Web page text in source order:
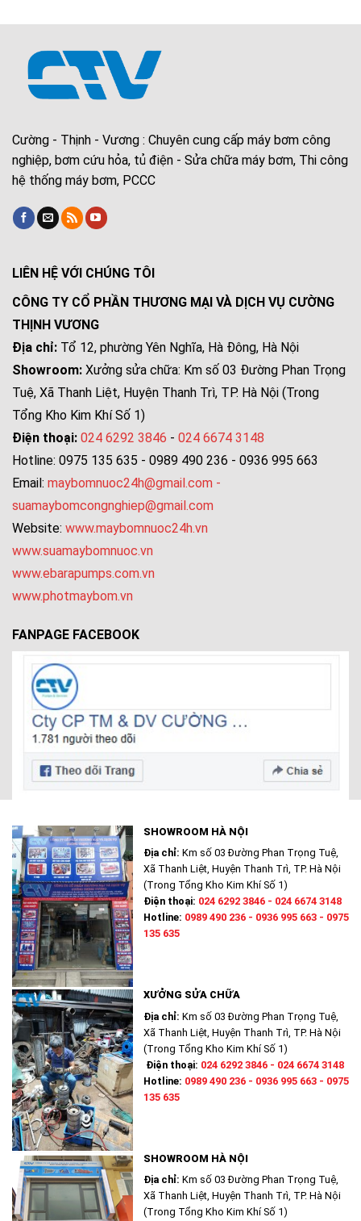
Cường - Thịnh - Vương : Chuyên cung cấp máy bơm công
nghiệp, bơm cứu hỏa, tủ điện - Sửa chữa máy bơm, Thi công
hệ thống máy bơm, PCCC
LIÊN HỆ VỚI CHÚNG TÔI
CÔNG TY CỔ PHẦN THƯƠNG MẠI VÀ DỊCH VỤ CƯỜNG
THỊNH VƯƠNG
Địa chỉ: Tổ 12, phường Yên Nghĩa, Hà Đông, Hà Nội
Showroom: Xưởng sửa chữa: Km số 03 Đường Phan Trọng
Tuệ, Xã Thanh Liệt, Huyện Thanh Trì, TP. Hà Nội (Trong
Tổng Kho Kim Khí Số 1)
Điện thoại: 024 6292 3846 - 024 6674 3148
Hotline: 0975 135 635 - 0989 490 236 - 0936 995 663
Email: maybomnuoc24h@gmail.com -
suamaybomcongnghiep@gmail.com
Website: www.maybomnuoc24h.vn
www.suamaybomnuoc.vn
www.ebarapumps.com.vn
www.photmaybom.vn
FANPAGE FACEBOOK
SHOWROOM HÀ NỘI
Địa chỉ: Km số 03 Đường Phan Trọng Tuệ,
Xã Thanh Liệt, Huyện Thanh Trì, TP. Hà Nội
(Trong Tổng Kho Kim Khí Số 1)
Điện thoại: 024 6292 3846 - 024 6674 3148
Hotline: 0989 490 236 - 0936 995 663 - 0975
135 635
XƯỞNG SỬA CHỮA
Địa chỉ: Km số 03 Đường Phan Trọng Tuệ,
Xã Thanh Liệt, Huyện Thanh Trì, TP. Hà Nội
(Trong Tổng Kho Kim Khí Số 1)
Điện thoại: 024 6292 3846 - 024 6674 3148
Hotline: 0989 490 236 - 0936 995 663 - 0975
135 635
SHOWROOM HÀ NỘI
Địa chỉ: Km số 03 Đường Phan Trọng Tuệ,
Xã Thanh Liệt, Huyện Thanh Trì, TP. Hà Nội
(Trong Tổng Kho Kim Khí Số 1)